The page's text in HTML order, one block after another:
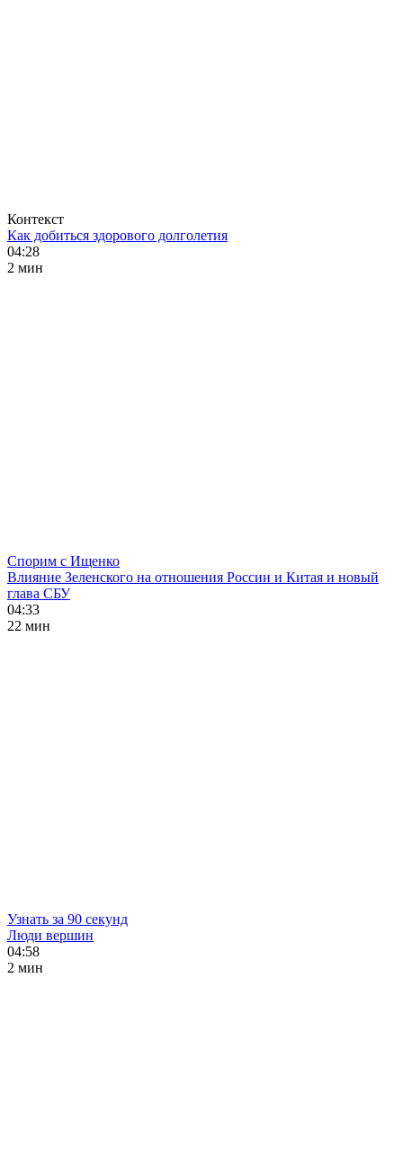
Контекст
Как добиться здорового долголетия
04:28
2 мин
Спорим с Ищенко
Влияние Зеленского на отношения России и Китая и новый
глава СБУ
04:33
22 мин
Узнать за 90 секунд
Люди вершин
04:58
2 мин